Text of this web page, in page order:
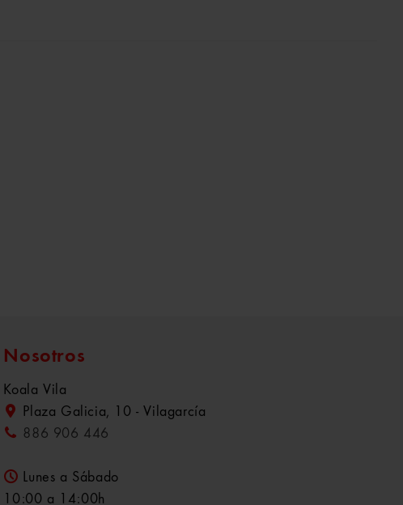
Nosotros
Koala Vila
Plaza Galicia, 10 - Vilagarcía
886 906 446
Lunes a Sábado
10:00 a 14:00h